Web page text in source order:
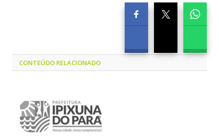
CONTEÚDO RELACIONADO